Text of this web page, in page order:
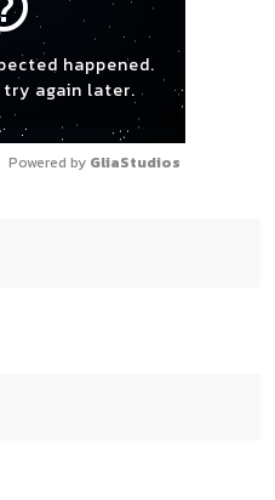
happened.
again later.
Powered by GliaStudios